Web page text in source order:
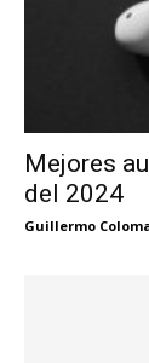
Mejores
del 2024
Guillermo